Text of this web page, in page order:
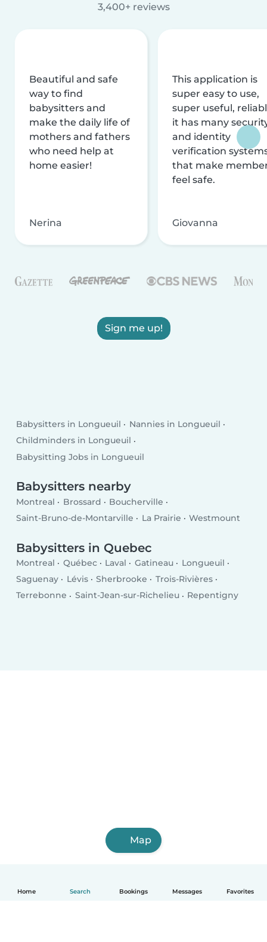
Home Search Bookings Messages Favorites
3,400+ reviews
Beautiful and safe
way to find
babysitters and
make the daily life of
mothers and fathers
who need help at
home easier!
Nerina
This application is
super easy to use,
super useful,
it has many
and identity
verification
that make
feel safe.
Giovanna
Sign me up!
Babysitters in Longueuil
Nannies in Longueuil
Childminders in Longueuil
Babysitting Jobs in Longueuil
Babysitters nearby
Montreal Brossard
Boucherville
Saint-Bruno-de-Montarville
La Prairie Westmount
Babysitters in Quebec
Montreal Québec Laval Gatineau
Longueuil
Saguenay
Lévis Sherbrooke
Trois-Rivières
Terrebonne
Saint-Jean-sur-Richelieu Repentigny
Map